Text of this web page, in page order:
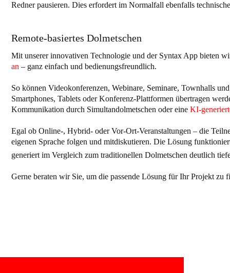
Redner pausieren. Dies erfordert im Normalfall ebenfalls
Remote-basiertes Dolmetschen
Mit unserer innovativen Technologie und der Syntax App bieten
an – ganz einfach und bedienungsfreundlich.
So können Videokonferenzen, Webinare, Seminare, Townhalls
Smartphones, Tablets oder Konferenz-Plattformen übertragen
Kommunikation durch Simultandolmetschen oder eineKI-
Egal ob Online-, Hybrid- oder Vor-Ort-Veranstaltungen – die
eigenen Sprache folgen und mitdiskutieren. Die Lösung
generiert im Vergleich zum traditionellen Dolmetschen deutlich
Gerne beraten wir Sie, um die passende Lösung für Ihr Projekt zu